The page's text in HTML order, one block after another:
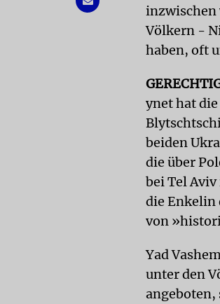
inzwischen
Völkern -
haben, oft
ynet hat
beiden
die über
bei Tel
die Enkelin
von
Yad
unter den
angeboten,